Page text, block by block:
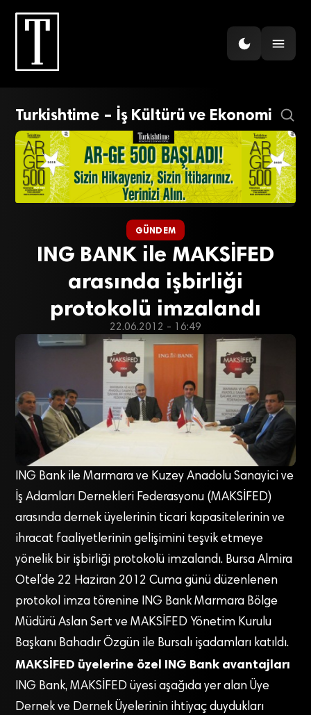
Turkishtime – İş Kültürü ve Ekonomi
GÜNDEM
ING BANK ile MAKSİFED
arasında işbirliği
protokolü imzalandı
22.06.2012 - 16:49
ING Bank ile Marmara ve Kuzey Anadolu Sanayici ve
İş Adamları Dernekleri Federasyonu (MAKSİFED)
arasında dernek üyelerinin ticari kapasitelerinin ve
ihracat faaliyetlerinin gelişimini teşvik etmeye
yönelik bir işbirliği protokolü imzalandı. Bursa Almira
Otel’de 22 Haziran 2012 Cuma günü düzenlenen
protokol imza törenine ING Bank Marmara Bölge
Müdürü Aslan Sert ve MAKSİFED Yönetim Kurulu
Başkanı Bahadır Özgün ile Bursalı işadamları katıldı.
MAKSİFED üyelerine özel ING Bank avantajları
ING Bank, MAKSİFED üyesi aşağıda yer alan Üye
Dernek ve Dernek Üyelerinin ihtiyaç duydukları